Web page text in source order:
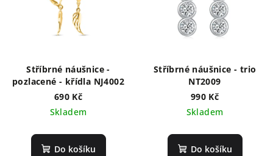
Stříbrné náušnice -
pozlacené - křídla NJ4002
690 Kč
Skladem
Do košíku
Stříbrné náušnice - trio
NT2009
990 Kč
Skladem
Do košíku